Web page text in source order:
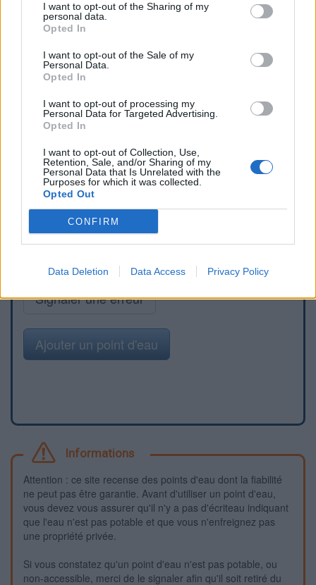
I want to opt-out of the Sharing of my
personal data.
Opted In
I want to opt-out of the Sale of my
Personal Data.
Opted In
I want to opt-out of processing my
Personal Data for Targeted Advertising.
Opted In
I want to opt-out of Collection, Use,
Retention, Sale, and/or Sharing of my
Personal Data that Is Unrelated with the
Purposes for which it was collected.
Opted Out
CONFIRM
Data Deletion Data Access Privacy Policy
Signaler une erreur
Ajouter un point d'eau
Informations
Attention : ce site recense des points d'eau dont la fiabilité
ne peut pas être garantie. Avant d'utiliser un point d'eau,
vous devez vous assurer qu'il n'y a pas d'écriteau indiquant
que l'eau n'est pas potable et que vous n'enfreignez pas
une propriété privée.
Si vous constatez qu'un point d'eau n'est pas potable, ou
non-accessible, merci de le signaler afin qu'il soit retiré du